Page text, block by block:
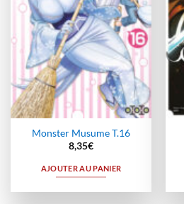
Monster Musume T.16
8,35€
AJOUTER AU PANIER